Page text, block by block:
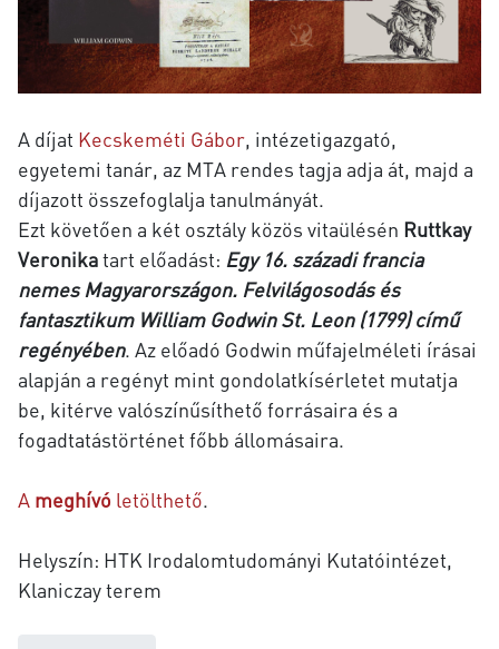
A díjat Kecskeméti Gábor, intézetigazgató,
egyetemi tanár, az MTA rendes tagja adja át, majd a
díjazott összefoglalja tanulmányát.
Ezt követően a két osztály közös vitaülésén Ruttkay
Veronikatart előadást: Egy 16. századi francia
nemes Magyarországon. Felvilágosodás és
fantasztikum William Godwin St. Leon (1799) című
regényében. Az előadó Godwin műfajelméleti írásai
alapján a regényt mint gondolatkísérletet mutatja
be, kitérve valószínűsíthető forrásaira és a
fogadtatástörténet főbb állomásaira.
A meghívó letölthető.
Helyszín: HTK Irodalomtudományi Kutatóintézet,
Klaniczay terem